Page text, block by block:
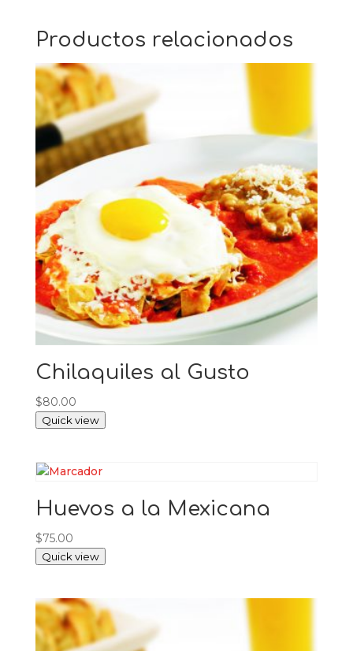
Productos relacionados
Chilaquiles al Gusto
$80.00
Quick view
Huevos a la Mexicana
$75.00
Quick view